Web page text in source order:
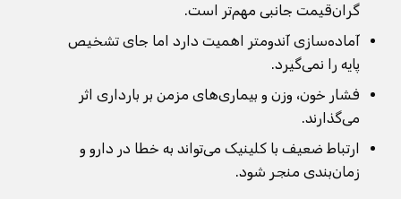
گران‌قیمت جانبی مهم‌تر است.
آماده‌سازی آندومتر اهمیت دارد اما جای تشخیص
پایه را نمی‌گیرد.
فشار خون، وزن و بیماری‌های مزمن بر بارداری اثر
می‌گذارند.
ارتباط ضعیف با کلینیک می‌تواند به خطا در دارو و
زمان‌بندی منجر شود.